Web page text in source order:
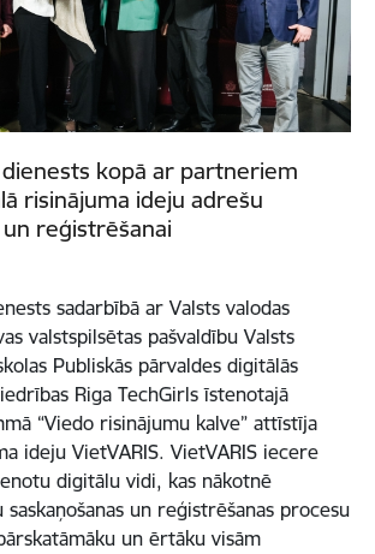
kopā ar partneriem
risinājuma ideju adrešu
reģistrēšanai
sadarbībā ar Valsts valodas
valstspilsētas pašvaldību Valsts
Publiskās pārvaldes digitālās
Riga TechGirls īstenotajā
“Viedo risinājumu kalve” attīstīja
ideju VietVARIS. VietVARIS iecere
digitālu vidi, kas nākotnē
saskaņošanas un reģistrēšanas procesu
un ērtāku visām